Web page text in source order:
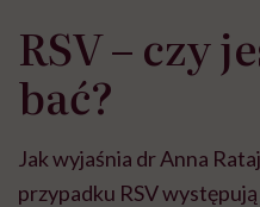
RSV – czy
bać?
Jak wyjaśnia dr Anna
przypadku RSV